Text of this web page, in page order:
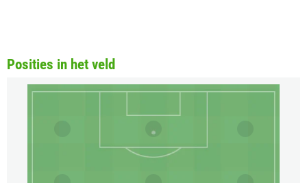
Posities in het veld